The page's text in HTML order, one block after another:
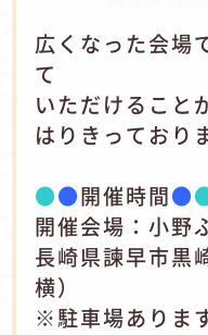
広くなった会場
て
いただけること
はりきっており
●●開催時間●
開催会場：小野
長崎県諫早市黒
横）
※駐車場ありま